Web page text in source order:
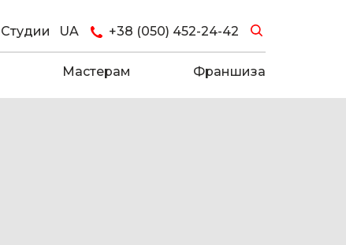
Студии UA +38 (050) 452-24-42
Мастерам Франшиза